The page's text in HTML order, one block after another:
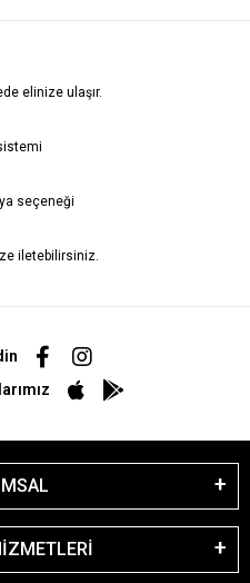
elinize ulaşır.
seçeneği
iletebilirsiniz.